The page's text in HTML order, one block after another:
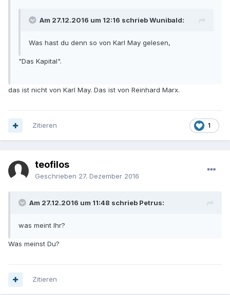
Am 27.12.2016 um 12:16 schrieb Wunibald:
Was hast du denn so von Karl May gelesen,
"Das Kapital".
das ist nicht von Karl May. Das ist von Reinhard Marx.
1
Zitieren
teofilos
Geschrieben 27. Dezember 2016
Am 27.12.2016 um 11:48 schrieb Petrus:
was meint Ihr?
Was meinst Du?
Zitieren